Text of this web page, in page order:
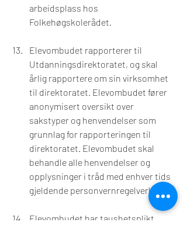
arbeidsplass hos
Folkehøgskolerådet.
Elevombudet rapporterer til
Utdanningsdirektoratet, og skal
årlig rapportere om sin virksomhet
til direktoratet. Elevombudet fører
anonymisert oversikt over
sakstyper og henvendelser som
grunnlag for rapporteringen til
direktoratet. Elevombudet skal
behandle alle henvendelser og
opplysninger i tråd med enhver tids
gjeldende personvernregelverk.
Elevombudet har taushetsplikt